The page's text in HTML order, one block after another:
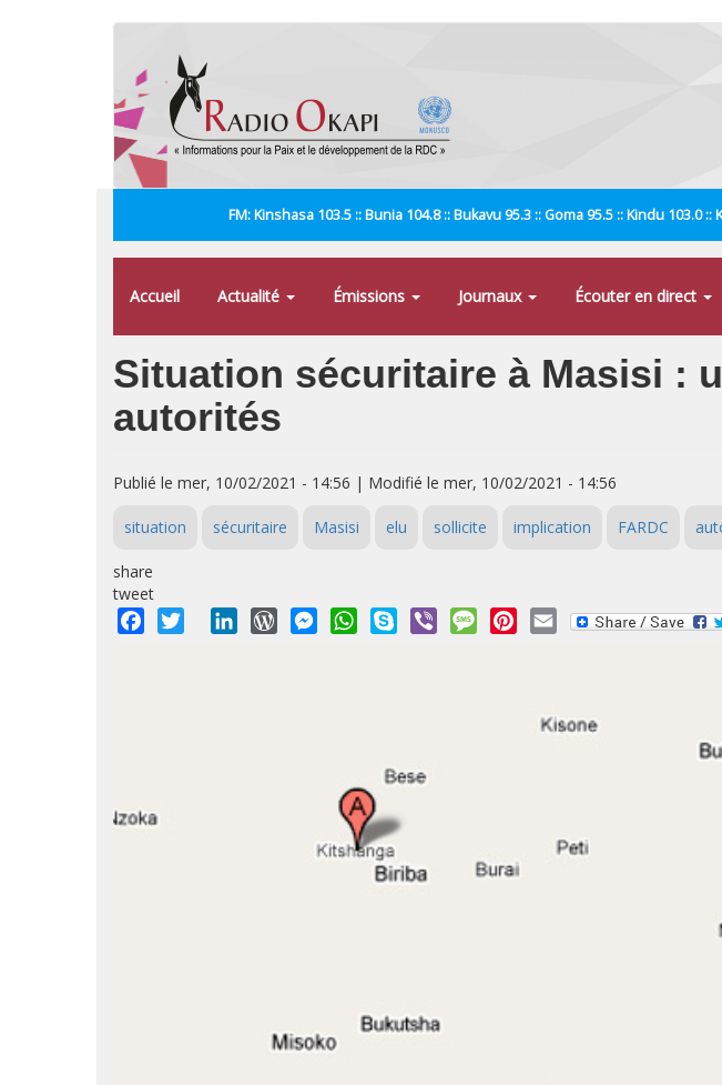
FM: Kinshasa 103.5 :: Bunia 104.8 :: Bukavu 95.3 :: Goma 95.5 :: Kindu 103.0
Accueil Actualité Émissions Journaux Écouter en direct
Situation sécuritaire à Masisi :
autorités
Publié le mer, 10/02/2021 - 14:56 | Modifié le mer, 10/02/2021 - 14:56
situation sécuritaire Masisi elu sollicite implication FARDC
share
tweet
Facebook
Twitter LinkedInWordPressMessengerWhatsApp
Skype Viber MessagePinterest
Email